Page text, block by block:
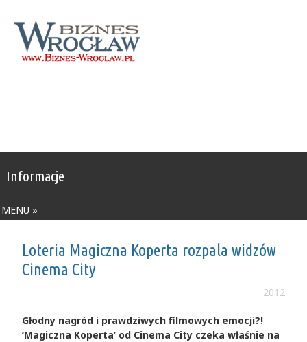
Informacje
MENU »
Loteria Magiczna Koperta rozpala widzów
Cinema City
2012
Głodny nagród i prawdziwych filmowych emocji?!
‘Magiczna Koperta’ od Cinema City czeka właśnie na